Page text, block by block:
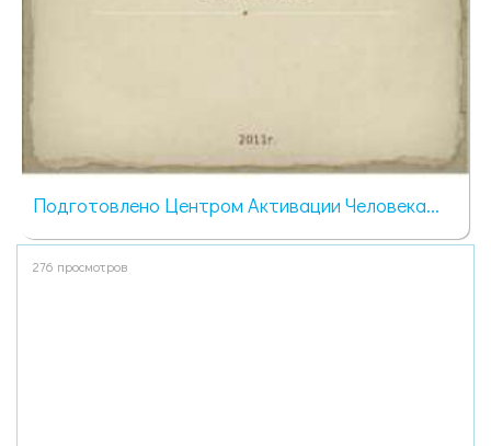
Подготовлено Центром Активации Человека...
276 просмотров